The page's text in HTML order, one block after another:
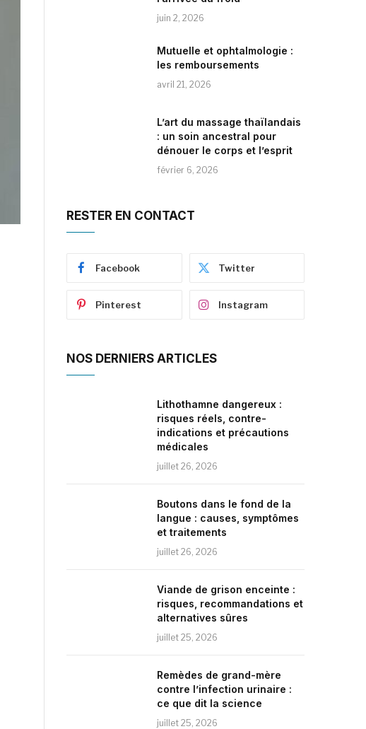
juin 2, 2026
Mutuelle et ophtalmologie :
les remboursements
avril 21, 2026
L’art du massage thaïlandais
: un soin ancestral pour
dénouer le corps et l’esprit
février 6, 2026
RESTER EN CONTACT
Facebook Twitter
Pinterest Instagram
NOS DERNIERS ARTICLES
Lithothamne dangereux :
risques réels, contre-
indications et précautions
médicales
juillet 26, 2026
Boutons dans le fond de la
langue : causes, symptômes
et traitements
juillet 26, 2026
Viande de grison enceinte :
risques, recommandations et
alternatives sûres
juillet 25, 2026
Remèdes de grand-mère
contre l’infection urinaire :
ce que dit la science
juillet 25, 2026